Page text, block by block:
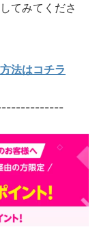
てみてくださ
法はコチラ